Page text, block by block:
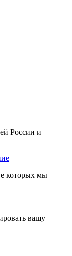
России и
которых мы
вашу